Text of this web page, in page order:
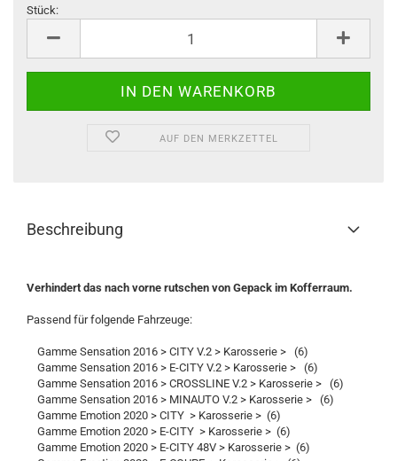
Stück:
AUF DEN MERKZETTEL
Beschreibung
Verhindert das nach vorne rutschen von Gepack im Kofferraum.
Passend für folgende Fahrzeuge:
Gamme Sensation 2016 > CITY V.2 > Karosserie > (6)
Gamme Sensation 2016 > E-CITY V.2 > Karosserie > (6)
Gamme Sensation 2016 > CROSSLINE V.2 > Karosserie > (6)
Gamme Sensation 2016 > MINAUTO V.2 > Karosserie > (6)
Gamme Emotion 2020 > CITY > Karosserie > (6)
Gamme Emotion 2020 > E-CITY > Karosserie > (6)
Gamme Emotion 2020 > E-CITY 48V > Karosserie > (6)